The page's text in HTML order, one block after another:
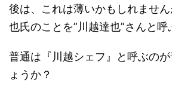
後は、これは薄いかもしれませ
也氏のことを”川越達也”さんと呼
普通は『川越シェフ』と呼ぶの
ょうか？